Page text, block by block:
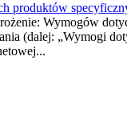
produktów
Wymogów
(dalej: „Wymogi